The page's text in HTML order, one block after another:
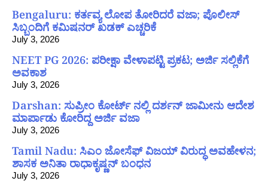
Bengaluru: ಕರ್ತವ್ಯ ಲೋಪ ತೋರಿದರೆ ವಜಾ; ಪೊಲೀಸ್
ಸಿಬ್ಬಂದಿಗೆ ಕಮಿಷನರ್ ಖಡಕ್ ಎಚ್ಚರಿಕೆ
July 3, 2026
NEET PG 2026: ಪರೀಕ್ಷಾ ವೇಳಾಪಟ್ಟಿ ಪ್ರಕಟ; ಅರ್ಜಿ ಸಲ್ಲಿಕೆಗೆ
ಅವಕಾಶ
July 3, 2026
Darshan: ಸುಪ್ರೀಂ ಕೋರ್ಟ್ ನಲ್ಲಿ ದರ್ಶನ್ ಜಾಮೀನು ಆದೇಶ
ಮಾರ್ಪಾಡು ಕೋರಿದ್ದ ಅರ್ಜಿ ವಜಾ
July 3, 2026
Tamil Nadu: ಸಿಎಂ ಜೋಸೆಫ್ ವಿಜಯ್ ವಿರುದ್ಧ ಅವಹೇಳನ;
ಶಾಸಕ ಅನಿತಾ ರಾಧಾಕೃಷ್ಣನ್ ಬಂಧನ
July 3, 2026